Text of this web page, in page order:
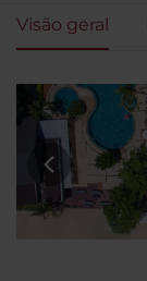
Visão geral